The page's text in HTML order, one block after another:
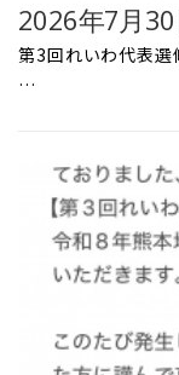
2026年7月
第3回れいわ代表選
…